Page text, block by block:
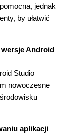
(188)
widokiem
(200)
jednak
by ułatwić
wersje Android
Studio
nowoczesne
aplikacji